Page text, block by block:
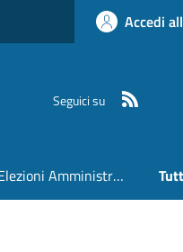
Accedi
Seguici su
Elezioni Amministrative 24 e 25 Maggio 2026